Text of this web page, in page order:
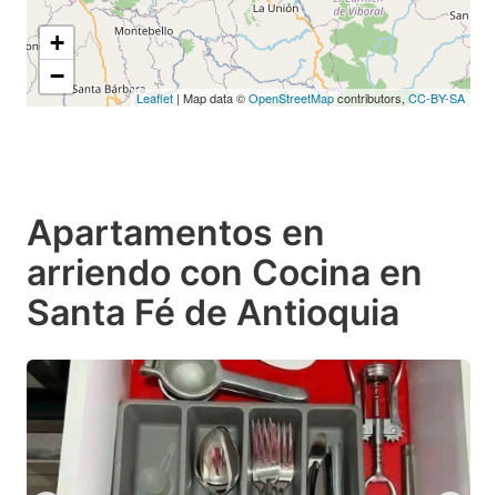
+
−
Leaflet| Map data ©OpenStreetMapcontributors, CC-BY-SA
Apartamentos en
arriendo con Cocina en
Santa Fé de Antioquia